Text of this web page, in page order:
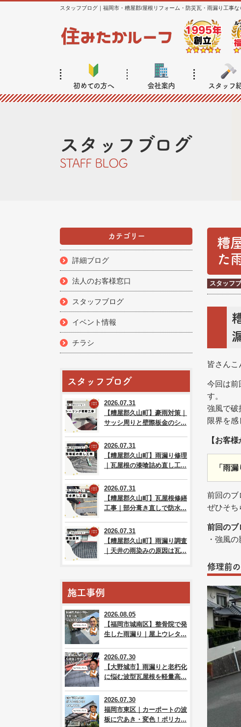
スタッフブログ｜福岡市・糟屋郡/屋根リフォーム・防災瓦・雨漏り工事
初めての方へ 会社案内 スタッフ
スタッフブログ
STAFF BLOG
糟
た
スタッフ
皆さんこ
今回は前
す。
強風で破
限界を
【お客
「雨
前回のブ
ぜひそち
前回の
・強風
修理前
カテゴリー
詳細ブログ
法人のお客様窓口
スタッフブログ
イベント情報
チラシ
スタッフブログ
2026.07.31
【糟屋郡久山町】豪雨対策｜
サッシ周りと壁際板金のシ...
2026.07.31
【糟屋郡久山町】雨漏り修理
｜瓦屋根の漆喰詰め直し工...
2026.07.31
【糟屋郡久山町】瓦屋根修繕
工事｜部分葺き直しで防水...
2026.07.31
【糟屋郡久山町】雨漏り調査
｜天井の雨染みの原因は瓦...
施工事例
2026.08.05
【福岡市城南区】整骨院で発
生した雨漏り｜屋上ウレタ...
2026.07.30
【大野城市】雨漏りと老朽化
に悩む波型瓦屋根を軽量高...
2026.07.30
福岡市東区｜カーポートの波
板に穴あき・変色！ポリカ...